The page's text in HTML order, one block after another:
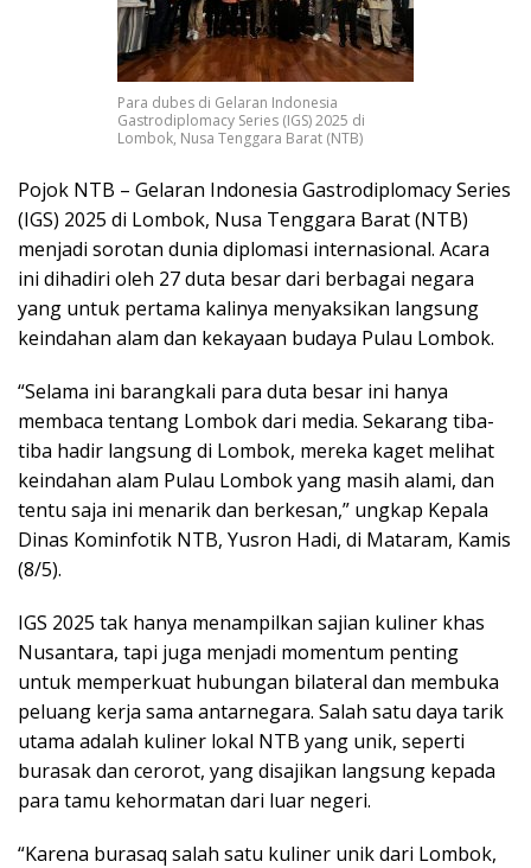
Para dubes di Gelaran Indonesia
Gastrodiplomacy Series (IGS) 2025 di
Lombok, Nusa Tenggara Barat (NTB)
Pojok NTB – Gelaran Indonesia Gastrodiplomacy Series
(IGS) 2025 di Lombok, Nusa Tenggara Barat (NTB)
menjadi sorotan dunia diplomasi internasional. Acara
ini dihadiri oleh 27 duta besar dari berbagai negara
yang untuk pertama kalinya menyaksikan langsung
keindahan alam dan kekayaan budaya Pulau Lombok.
“Selama ini barangkali para duta besar ini hanya
membaca tentang Lombok dari media. Sekarang tiba-
tiba hadir langsung di Lombok, mereka kaget melihat
keindahan alam Pulau Lombok yang masih alami, dan
tentu saja ini menarik dan berkesan,” ungkap Kepala
Dinas Kominfotik NTB, Yusron Hadi, di Mataram, Kamis
(8/5).
IGS 2025 tak hanya menampilkan sajian kuliner khas
Nusantara, tapi juga menjadi momentum penting
untuk memperkuat hubungan bilateral dan membuka
peluang kerja sama antarnegara. Salah satu daya tarik
utama adalah kuliner lokal NTB yang unik, seperti
burasak dan cerorot, yang disajikan langsung kepada
para tamu kehormatan dari luar negeri.
“Karena burasaq salah satu kuliner unik dari Lombok,